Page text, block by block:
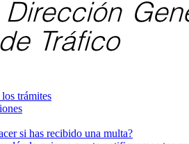
trámites
si has recibido una multa?